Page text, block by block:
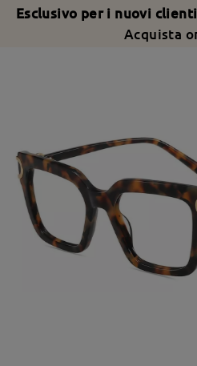
Esclusivo per i nuovi
Acquista